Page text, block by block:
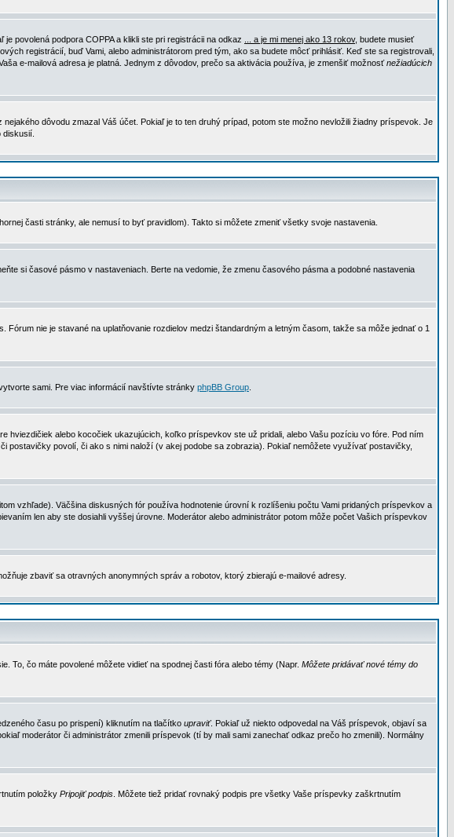
povolená podpora COPPA a klikli ste pri registrácii na odkaz
... a je mi menej ako 13 rokov, budete musieť
registrácií, buď Vami, alebo administrátorom pred tým, ako sa budete môcť prihlásiť. Keď ste sa registrovali,
e-mailová adresa je platná. Jednym z dôvodov, prečo sa aktivácia používa, je zmenšiť možnosťnežiadúcich
dôvodu zmazal Váš účet. Pokiaľ je to ten druhý prípad, potom ste možno nevložili žiadny príspevok. Je
časti stránky, ale nemusí to byť pravidlom). Takto si môžete zmeniť všetky svoje nastavenia.
si časové pásmo v nastaveniach. Berte na vedomie, že zmenu časového pásma a podobné nastavenia
nie je stavané na uplatňovanie rozdielov medzi štandardným a letným časom, takže sa môže jednať o 1
sami. Pre viac informácií navštívte stránky phpBB Group
alebo kocočiek ukazujúcich, koľko príspevkov ste už pridali, alebo Vašu pozíciu vo fóre. Pod ním
povolí, či ako s nimi naloží (v akej podobe sa zobrazia). Pokiaľ nemôžete využívať postavičky,
vzhľade). Väčšina diskusných fór používa hodnotenie úrovní k rozlíšeniu počtu Vami pridaných príspevkov a
len aby ste dosiahli vyššej úrovne. Moderátor alebo administrátor potom môže počet Vašich príspevkov
zbaviť sa otravných anonymných správ a robotov, ktorý zbierajú e-mailové adresy.
To, čo máte povolené môžete vidieť na spodnej časti fóra alebo témy (Napr. Môžete pridávať nové témy do
času po prispení) kliknutím na tlačítko upraviť. Pokiaľ už niekto odpovedal na Váš príspevok, objaví sa
moderátor či administrátor zmenili príspevok (tí by mali sami zanechať odkaz prečo ho zmenili). Normálny
položky Pripojiť podpis . Môžete tiež pridať rovnaký podpis pre všetky Vaše príspevky zaškrtnutím